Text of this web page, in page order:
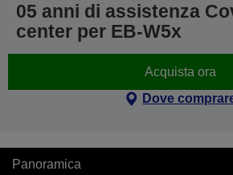
05 anni di assistenza
center per EB-W5x
Acquista ora
Dove
Panoramica